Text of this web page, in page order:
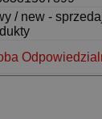
/ new -